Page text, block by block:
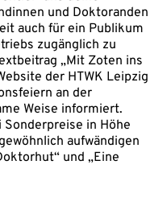
und Doktoranden
auch für ein Publikum
zugänglich zu
„Mit Zoten ins
der HTWK Leipzig
an der
Weise informiert.
in Höhe
aufwändigen
und „Eine